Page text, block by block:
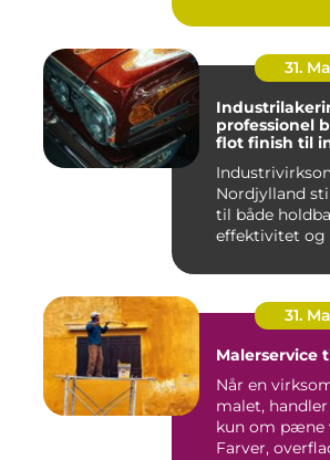
31.
professionel
flot finish til
Nordjylland
til både
effektivitet og
31.
Malerservice
Når en
malet,
kun om
Farver,